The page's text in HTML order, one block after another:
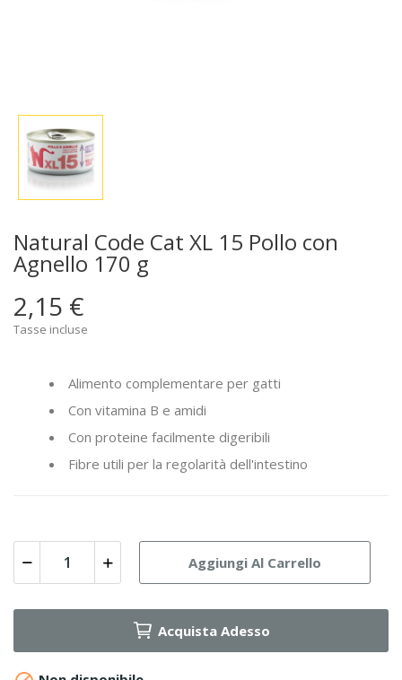
Natural Code Cat XL 15 Pollo con
Agnello 170 g
2,15 €
Tasse incluse
Alimento complementare per gatti
Con vitamina B e amidi
Con proteine facilmente digeribili
Fibre utili per la regolarità dell'intestino
Aggiungi Al Carrello
Acquista Adesso